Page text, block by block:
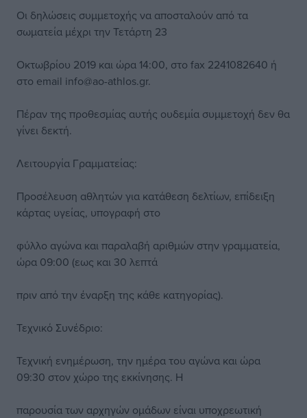
Οι δηλώσεις συμμετοχής να αποσταλούν από τα
σωματεία μέχρι την Τετάρτη 23
Οκτωβρίου 2019 και ώρα 14:00, στο fax 2241082640 ή
στο email info@ao-athlos.gr.
Πέραν της προθεσμίας αυτής ουδεμία συμμετοχή δεν θα
γίνει δεκτή.
Λειτουργία Γραμματείας:
Προσέλευση αθλητών για κατάθεση δελτίων, επίδειξη
κάρτας υγείας, υπογραφή στο
φύλλο αγώνα και παραλαβή αριθμών στην γραμματεία,
ώρα 09:00 (εως και 30 λεπτά
πριν από την έναρξη της κάθε κατηγορίας).
Τεχνικό Συνέδριο:
Τεχνική ενημέρωση, την ημέρα του αγώνα και ώρα
09:30 στον χώρο της εκκίνησης. Η
παρουσία των αρχηγών ομάδων είναι υποχρεωτική